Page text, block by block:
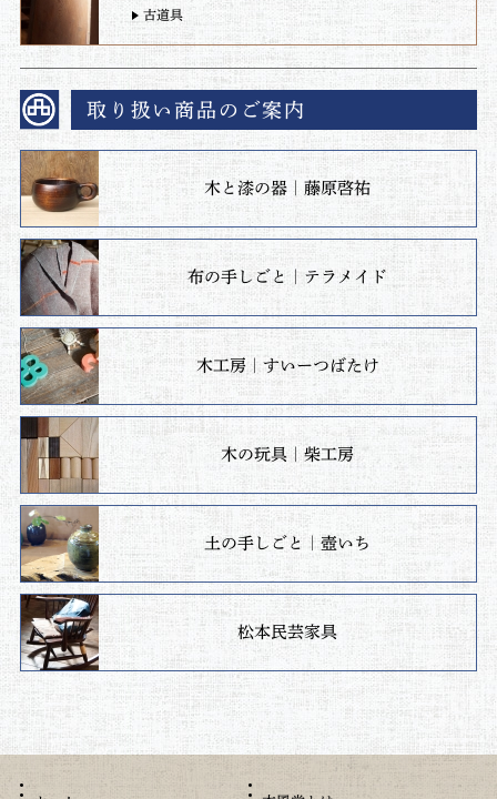
古道具
取り扱い商品のご案内
木と漆の器｜藤原啓祐
布の手しごと｜テラメイド
木工房｜すいーつばたけ
木の玩具｜柴工房
土の手しごと｜壺いち
松本民芸家具